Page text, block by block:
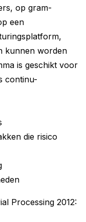
op gram-
een
kunnen worden
is geschikt voor
continu-
die risico
Processing 2012: